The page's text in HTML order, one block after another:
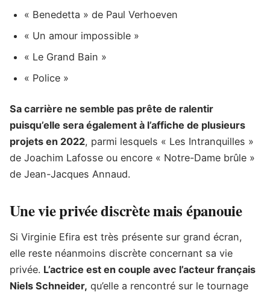
« Benedetta » de Paul Verhoeven
« Un amour impossible »
« Le Grand Bain »
« Police »
Sa carrière ne semble pas prête de ralentir
puisqu’elle sera également à l’affiche de plusieurs
projets en 2022, parmi lesquels « Les Intranquilles »
de Joachim Lafosse ou encore « Notre-Dame brûle »
de Jean-Jacques Annaud.
Une vie privée discrète mais épanouie
Si Virginie Efira est très présente sur grand écran,
elle reste néanmoins discrète concernant sa vie
privée. L’actrice est en couple avec l’acteur français
Niels Schneider, qu’elle a rencontré sur le tournage